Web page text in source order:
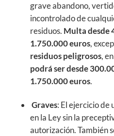
grave abandono,
incontrolado de
residuos. Multa desde
1.750.000 euros,
residuos peligrosos,
podrá ser desde
1.750.000 euros.
Graves: El ejercicio de
en la Ley sin la
autorización. También